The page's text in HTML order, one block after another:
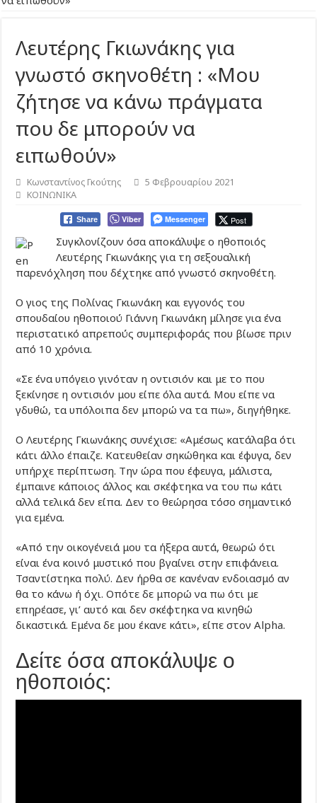
Λευτέρης Γκιωνάκης για
γνωστό σκηνοθέτη : «Μου
ζήτησε να κάνω πράγματα
που δε μπορούν να
ειπωθούν»
Κωνσταντίνος Γκούτης
5 Φεβρουαρίου 2021
ΚΟΙΝΩΝΙΚΑ
Share Viber Messenger Post
Συγκλονίζουν όσα αποκάλυψε ο ηθοποιός
Λευτέρης Γκιωνάκης για τη σεξουαλική
παρενόχληση που δέχτηκε από γνωστό σκηνοθέτη.
O γιος της Πολίνας Γκιωνάκη και εγγονός του
σπουδαίου ηθοποιού Γιάννη Γκιωνάκη μίλησε για ένα
περιστατικό απρεπούς συμπεριφοράς που βίωσε πριν
από 10 χρόνια.
«Σε ένα υπόγειο γινόταν η οντισιόν και με το που
ξεκίνησε η οντισιόν μου είπε όλα αυτά. Μου είπε να
γδυθώ, τα υπόλοιπα δεν μπορώ να τα πω», διηγήθηκε.
Ο Λευτέρης Γκιωνάκης συνέχισε: «Αμέσως κατάλαβα ότι
κάτι άλλο έπαιζε. Κατευθείαν σηκώθηκα και έφυγα, δεν
υπήρχε περίπτωση. Την ώρα που έφευγα, μάλιστα,
έμπαινε κάποιος άλλος και σκέφτηκα να του πω κάτι
αλλά τελικά δεν είπα. Δεν το θεώρησα τόσο σημαντικό
για εμένα.
«Από την οικογένειά μου τα ήξερα αυτά, θεωρώ ότι
είναι ένα κοινό μυστικό που βγαίνει στην επιφάνεια.
Τσαντίστηκα πολύ. Δεν ήρθα σε κανέναν ενδοιασμό αν
θα το κάνω ή όχι. Οπότε δε μπορώ να πω ότι με
επηρέασε, γι’ αυτό και δεν σκέφτηκα να κινηθώ
δικαστικά. Εμένα δε μου έκανε κάτι», είπε στον Alpha.
Δείτε όσα αποκάλυψε ο
ηθοποιός: